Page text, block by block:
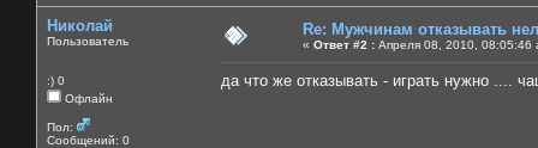
Николай
Пользователь
:) 0
Офлайн
Пол:
Сообщений: 0
Re: Мужчинам отказывать
« Ответ #2 : Апреля 08, 2010, 08:05:46
да что же отказывать - играть нужно ....